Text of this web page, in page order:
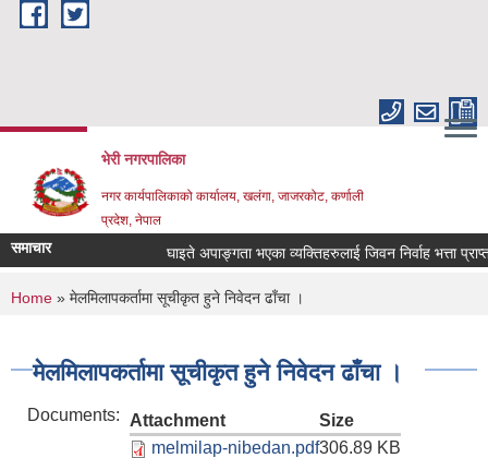
Skip to main content
भेरी नगरपालिका
नगर कार्यपालिकाको कार्यालय, खलंगा, जाजरकोट, कर्णाली
प्रदेश, नेपाल
समाचार घाइते अपाङ्गता भएका व्यक्तिहरुलाई जिवन निर्वाह भत्ता प्राप्त
You are here
Home » मेलमिलापकर्तामा सूचीकृत हुने निवेदन ढाँचा ।
मेलमिलापकर्तामा सूचीकृत हुने निवेदन ढाँचा ।
Documents: Attachment
Size
melmilap-nibedan.pdf306.89 KB